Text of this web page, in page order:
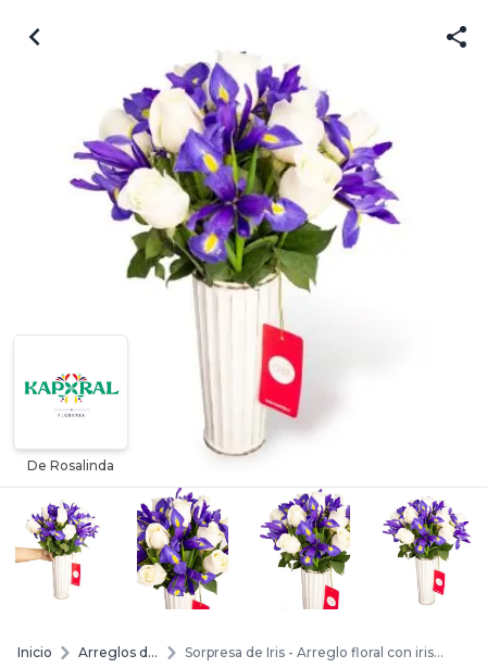
De Rosalinda
Inicio
Arreglos de
Sorpresa de Iris - Arreglo floral con iris